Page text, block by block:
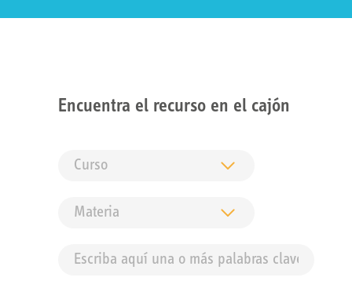
Encuentra el recurso en el cajón